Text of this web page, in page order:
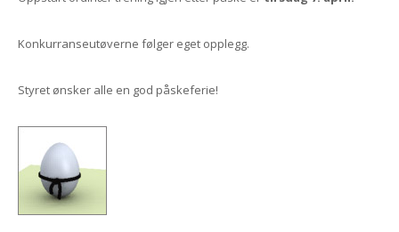
Konkurranseutøverne følger eget opplegg.
Styret ønsker alle en god påskeferie!